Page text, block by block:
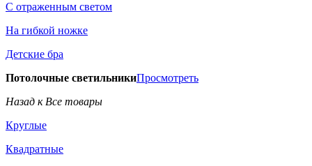
С отраженным светом
На гибкой ножке
Детские бра
Потолочные светильникиПросмотреть
Назад к Все товары
Круглые
Квадратные